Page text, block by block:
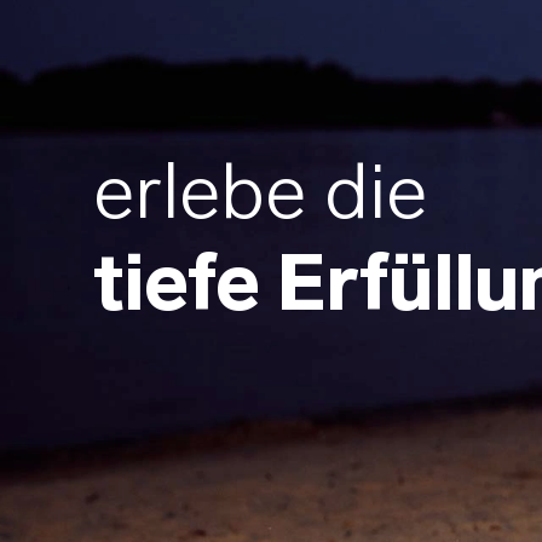
erlebe die
tiefe